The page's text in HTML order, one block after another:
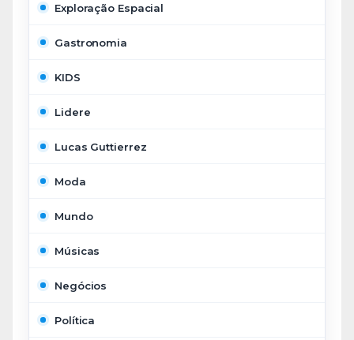
Exploração Espacial
Gastronomia
KIDS
Lidere
Lucas Guttierrez
Moda
Mundo
Músicas
Negócios
Política